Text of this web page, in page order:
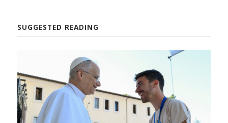
SUGGESTED READING